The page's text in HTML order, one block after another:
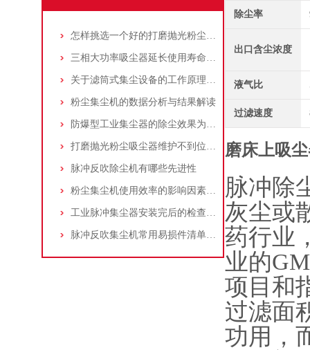
怎样挑选一个好的打磨抛光粉尘吸尘器
三相大功率吸尘器延长使用寿命的建议
关于滤筒式集尘设备的工作原理及特点说明
粉尘集尘机的数据分析与结果解读
防爆型工业集尘器的除尘效果为何不佳？
打磨抛光粉尘吸尘器维护不到位，那是你没有注意这些而已！
脉冲反吹除尘机有哪些先进性
粉尘集尘机使用效率的影响因素及改进措施
工业脉冲集尘器安装完后的检查工作详解
脉冲反吹集尘机常用易损件清单与更换周期建议
除尘率
出口含尘浓度
液气比
过滤速度
磨床上吸
脉冲除
灰尘或
药行业
业的
项目和
过滤面
功用，